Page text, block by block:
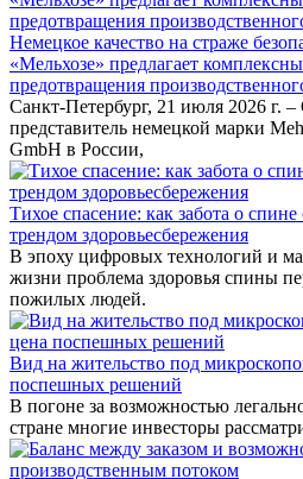
Немецкое качество на страже
«Мельхозе» предлагает
предотвращения
Санкт-Петербург, 21 июля 2026 г.
представитель немецкой марки
GmbH в России,
Тихое спасение: как забота о
трендом здоровьесбережения
В эпоху цифровых технологий и
жизни проблема здоровья спины
пожилых людей.
Вид на жительство под
поспешных решений
В погоне за возможностью
стране многие инвесторы